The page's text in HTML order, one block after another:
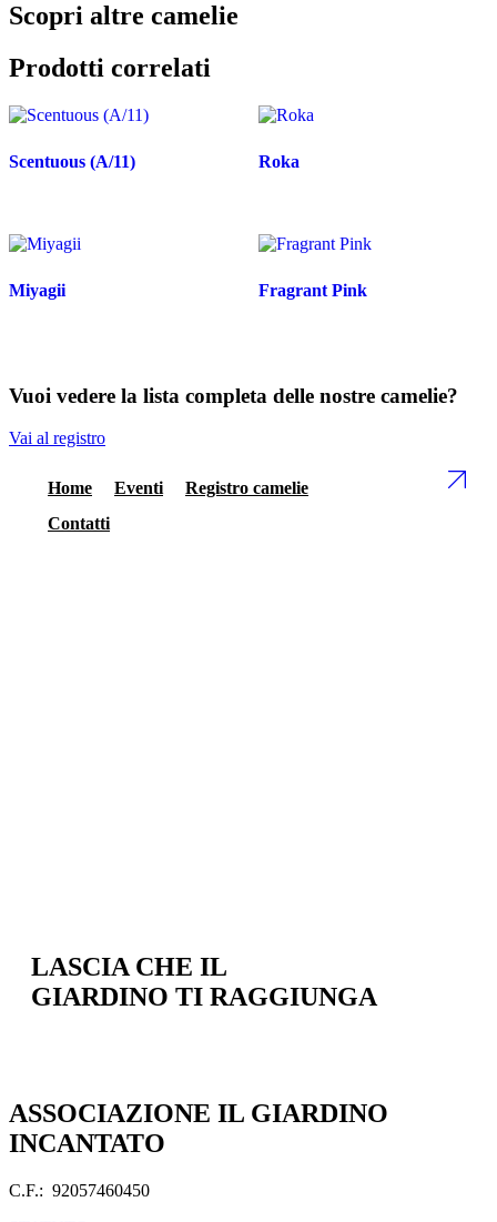
Scopri altre camelie
Prodotti correlati
Scentuous (A/11) Roka
Miyagii Fragrant Pink
Vuoi vedere la lista completa delle nostre camelie?
Vai al registro
Home Eventi
Registro camelie
Contatti
LASCIA CHE IL
GIARDINO TI RAGGIUNGA
ASSOCIAZIONE IL GIARDINO
INCANTATO
C.F.: 92057460450